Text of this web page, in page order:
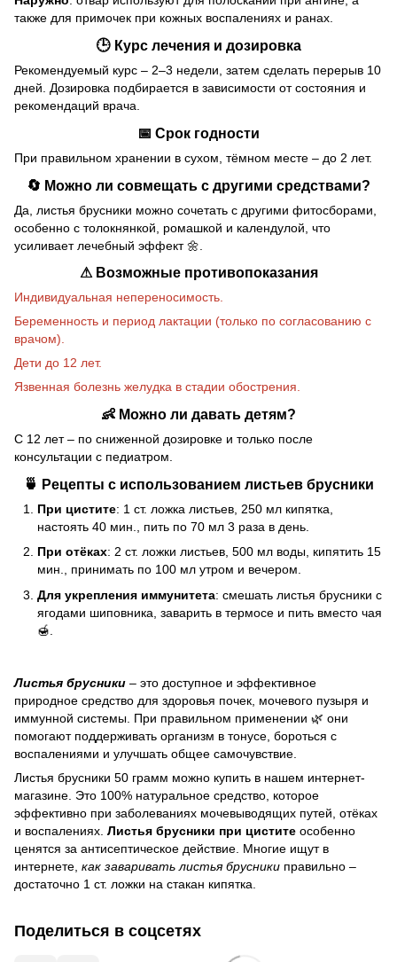
также для примочек при кожных воспалениях и ранах.
🕒 Курс лечения и дозировка
Рекомендуемый курс – 2–3 недели, затем сделать перерыв 10
дней. Дозировка подбирается в зависимости от состояния и
рекомендаций врача.
📅 Срок годности
При правильном хранении в сухом, тёмном месте – до 2 лет.
🔄 Можно ли совмещать с другими средствами?
Да, листья брусники можно сочетать с другими фитосборами,
особенно с толокнянкой, ромашкой и календулой, что
усиливает лечебный эффект 🌼.
⚠ Возможные противопоказания
Индивидуальная непереносимость.
Беременность и период лактации (только по согласованию с
врачом).
Дети до 12 лет.
Язвенная болезнь желудка в стадии обострения.
👶 Можно ли давать детям?
С 12 лет – по сниженной дозировке и только после
консультации с педиатром.
🍵 Рецепты с использованием листьев брусники
При цистите: 1 ст. ложка листьев, 250 мл кипятка,
настоять 40 мин., пить по 70 мл 3 раза в день.
При отёках: 2 ст. ложки листьев, 500 мл воды, кипятить 15
мин., принимать по 100 мл утром и вечером.
Для укрепления иммунитета: смешать листья брусники с
ягодами шиповника, заварить в термосе и пить вместо чая
🍯.
Листья брусники – это доступное и эффективное
природное средство для здоровья почек, мочевого пузыря и
иммунной системы. При правильном применении 🌿 они
помогают поддерживать организм в тонусе, бороться с
воспалениями и улучшать общее самочувствие.
Листья брусники 50 грамм можно купить в нашем интернет-
магазине. Это 100% натуральное средство, которое
эффективно при заболеваниях мочевыводящих путей, отёках
и воспалениях. Листья брусники при цистите особенно
ценятся за антисептическое действие. Многие ищут в
интернете, как заваривать листья брусники правильно –
достаточно 1 ст. ложки на стакан кипятка.
Поделиться в соцсетях